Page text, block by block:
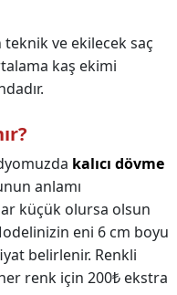
teknik ve ekilecek saç
kaş ekimi
kalıcı dövme
anlamı
küçük olursa olsun
eni 6 cm boyu
belirlenir. Renkli
renk için 200₺ ekstra